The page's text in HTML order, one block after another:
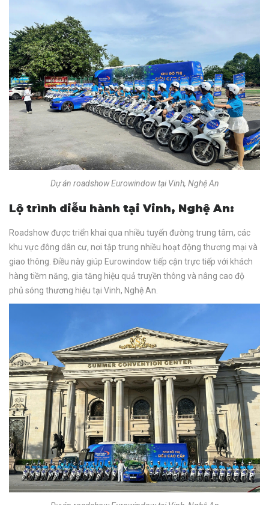
Dự án roadshow Eurowindow tại Vinh, Nghệ An
Lộ trình diễu hành tại Vinh, Nghệ An:
Roadshow được triển khai qua nhiều tuyến đường trung tâm, các
khu vực đông dân cư, nơi tập trung nhiều hoạt động thương mại và
giao thông. Điều này giúp Eurowindow tiếp cận trực tiếp với khách
hàng tiềm năng, gia tăng hiệu quả truyền thông và nâng cao độ
phủ sóng thương hiệu tại Vinh, Nghệ An.